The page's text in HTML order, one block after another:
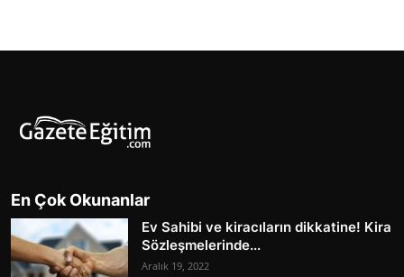
En Çok Okunanlar
Ev Sahibi ve kiracıların dikkatine! Kira
Sözleşmelerinde...
Aralık 19, 2022